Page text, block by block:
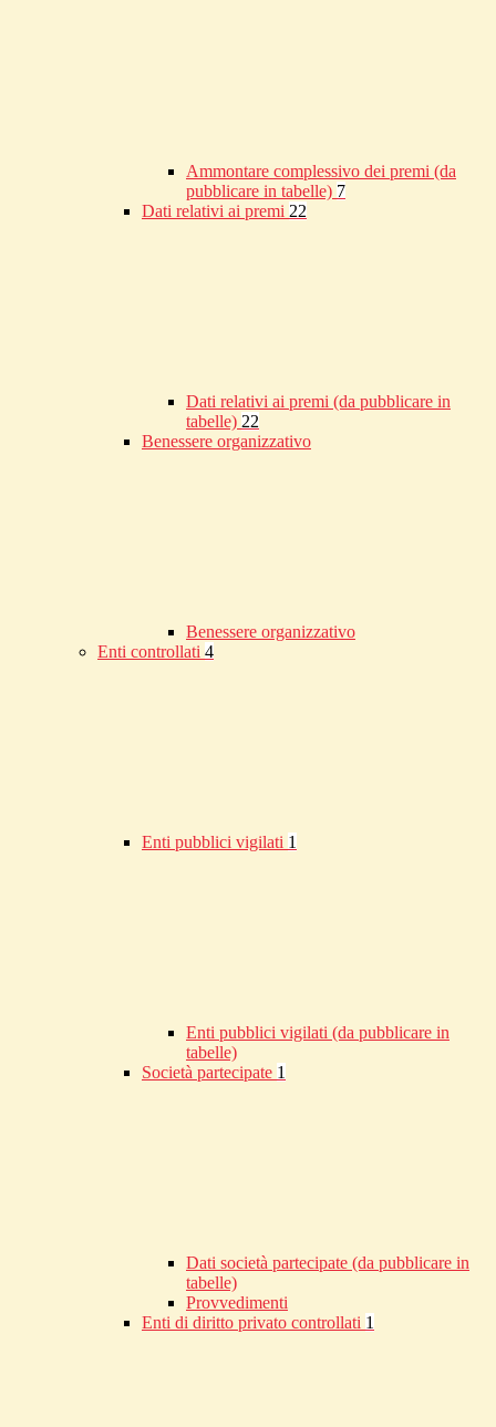
Ammontare complessivo dei premi (da
pubblicare in tabelle) 7
Dati relativi ai premi 22
Dati relativi ai premi (da pubblicare in
tabelle) 22
Benessere organizzativo
Benessere organizzativo
Enti controllati 4
Enti pubblici vigilati 1
Enti pubblici vigilati (da pubblicare in
tabelle)
Società partecipate 1
Dati società partecipate (da pubblicare in
tabelle)
Provvedimenti
Enti di diritto privato controllati 1